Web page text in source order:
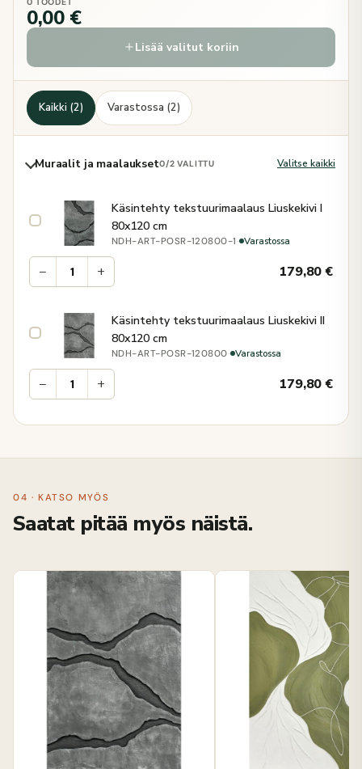
0,00 €
Lisää valitut koriin
Kaikki (2) Varastossa (2)
Muraalit ja maalaukset0/2 VALITTU Valitse kaikki
Käsintehty tekstuurimaalaus Liuskekivi I
80x120 cm
NDH-ART-POSR-120800-1 · Varastossa
− + 179,80€
Käsintehty tekstuurimaalaus Liuskekivi II
80x120 cm
NDH-ART-POSR-120800· Varastossa
− + 179,80€
04 · KATSO MYÖS
Saatat pitää myös näistä.